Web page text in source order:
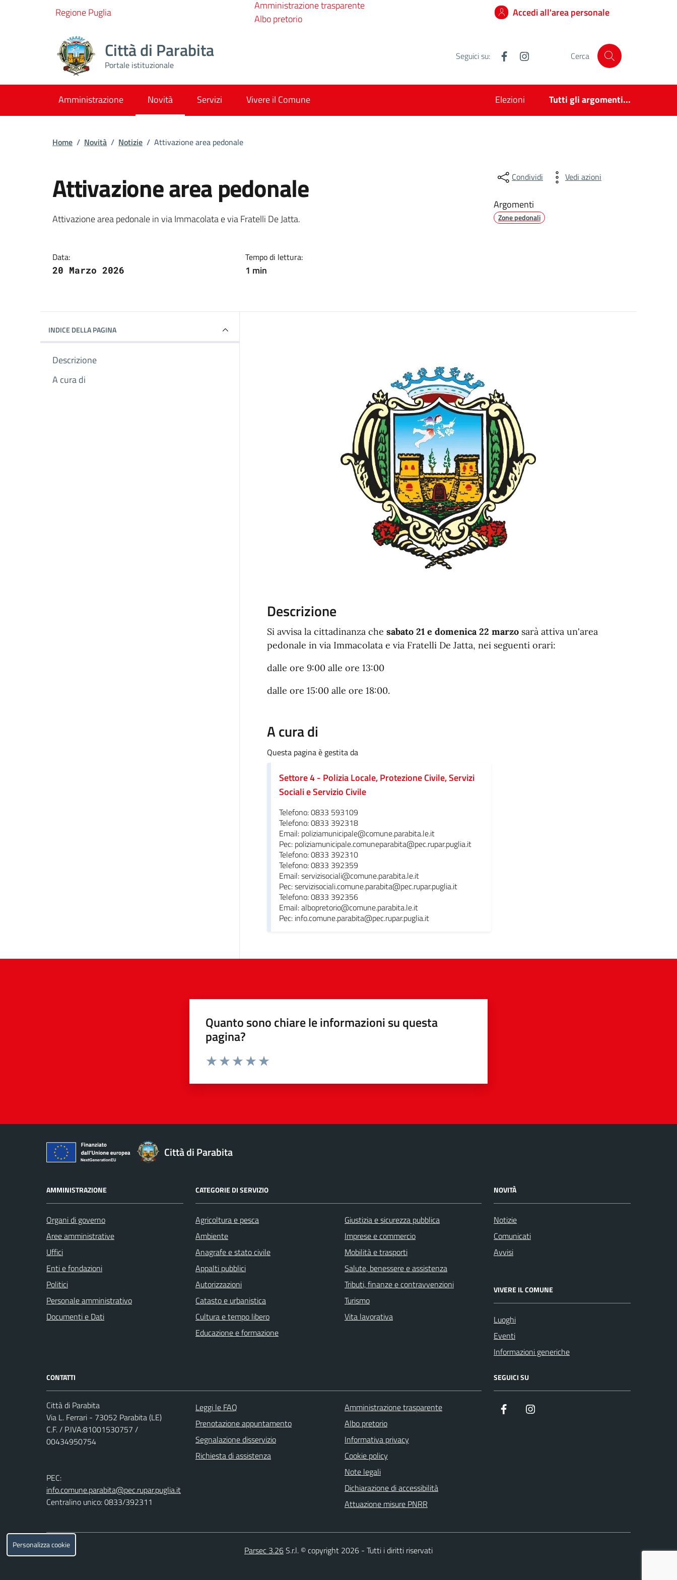
Vai ai contenutiRegione Puglia
Amministrazione trasparente
Albo pretorio
Accedi all'area personale
Città di Parabita
Portale istituzionale
Seguici su: Facebook Cerca
Amministrazione Novità Servizi Vivere il Comune Elezioni Tutti gli argomenti...
Home / Novità / Notizie / Attivazione area pedonale
Attivazione area pedonale
Dettagli della notizia
Attivazione area pedonale in via Immacolata e via Fratelli De Jatta.
Data:
20 Marzo 2026
Tempo di lettura:
1 min
Condividi Vedi azioni
Argomenti
Zone pedonali
INDICE DELLA PAGINA
Descrizione
A cura di
Descrizione
Si avvisa la cittadinanza che sabato 21 e domenica 22 marzosarà attiva un'area
pedonale in via Immacolata e via Fratelli De Jatta, nei seguenti orari:
dalle ore 9:00 alle ore 13:00
dalle ore 15:00 alle ore 18:00.
A cura di
Questa pagina è gestita da
Settore 4 - Polizia Locale, Protezione Civile, Servizi
Sociali e Servizio Civile
Telefono: 0833 593109
Telefono: 0833 392318
Email: poliziamunicipale@comune.parabita.le.it
Pec: poliziamunicipale.comuneparabita@pec.rupar.puglia.it
Telefono: 0833 392310
Telefono: 0833 392359
Email: servizisociali@comune.parabita.le.it
Pec: servizisociali.comune.parabita@pec.rupar.puglia.it
Telefono: 0833 392356
Email: albopretorio@comune.parabita.le.it
Pec: info.comune.parabita@pec.rupar.puglia.it
Quanto sono chiare le informazioni su questa
pagina?
Valuta da 1 a 5 stelle la pagina
Città di Parabita
AMMINISTRAZIONE
Organi di governo
Aree amministrative
Uffici
Enti e fondazioni
Politici
Personale amministrativo
Documenti e Dati
CATEGORIE DI SERVIZIO
Agricoltura e pesca
Ambiente
Anagrafe e stato civile
Appalti pubblici
Autorizzazioni
Catasto e urbanistica
Cultura e tempo libero
Educazione e formazione
Giustizia e sicurezza pubblica
Imprese e commercio
Mobilità e trasporti
Salute, benessere e assistenza
Tributi, finanze e contravvenzioni
Turismo
Vita lavorativa
NOVITÀ
Notizie
Comunicati
Avvisi
VIVERE IL COMUNE
Luoghi
Eventi
Informazioni generiche
CONTATTI
Città di Parabita
Via L. Ferrari - 73052 Parabita (LE)
C.F. / P.IVA:81001530757 /
00434950754
PEC:
info.comune.parabita@pec.rupar.puglia.it
Centralino unico: 0833/392311
Leggi le FAQ
Prenotazione appuntamento
Segnalazione disservizio
Richiesta di assistenza
Amministrazione trasparente
Albo pretorio
Informativa privacy
Cookie policy
Note legali
Dichiarazione di accessibilità
Attuazione misure PNRR
SEGUICI SU
Facebook
Parsec 3.26S.r.l. © copyright 2026 - Tutti i diritti riservati
Personalizza cookie